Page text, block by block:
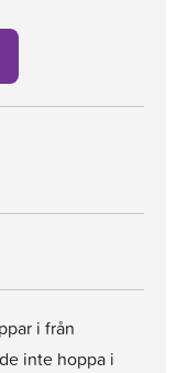
i från
inte hoppa i